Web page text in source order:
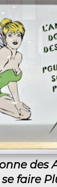
des
faire